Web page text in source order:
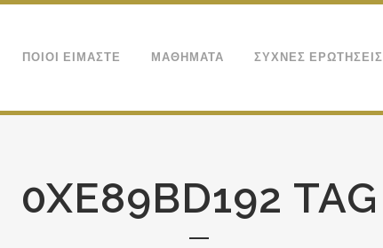
ΠΟΙΟΙ ΕΙΜΑΣΤΕ ΜΑΘΗΜΑΤΑ ΣΥΧΝΕΣ ΕΡΩΤΗΣΕΙΣ
0XE89BD192 TAG